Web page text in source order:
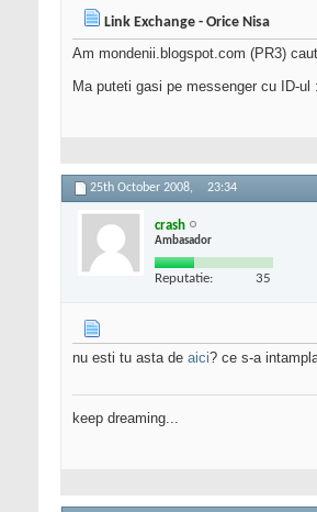
Link Exchange - Orice Nisa
Am mondenii.blogspot.com (PR3)
Ma puteti gasi pe messenger cu ID-ul
25th October 2008, 23:34
crash
Ambasador
Reputatie: 35
nu esti tu asta de aici? ce s-a
keep dreaming...